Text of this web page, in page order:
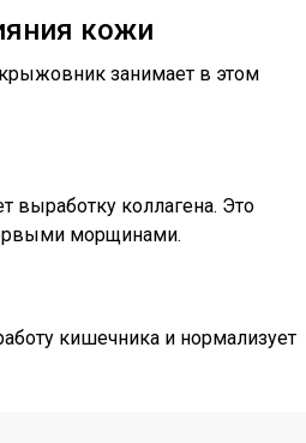
кожи
крыжовник занимает в этом
выработку коллагена. Это
морщинами.
кишечника и нормализует